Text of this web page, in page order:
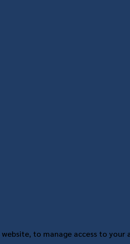
to manage access to